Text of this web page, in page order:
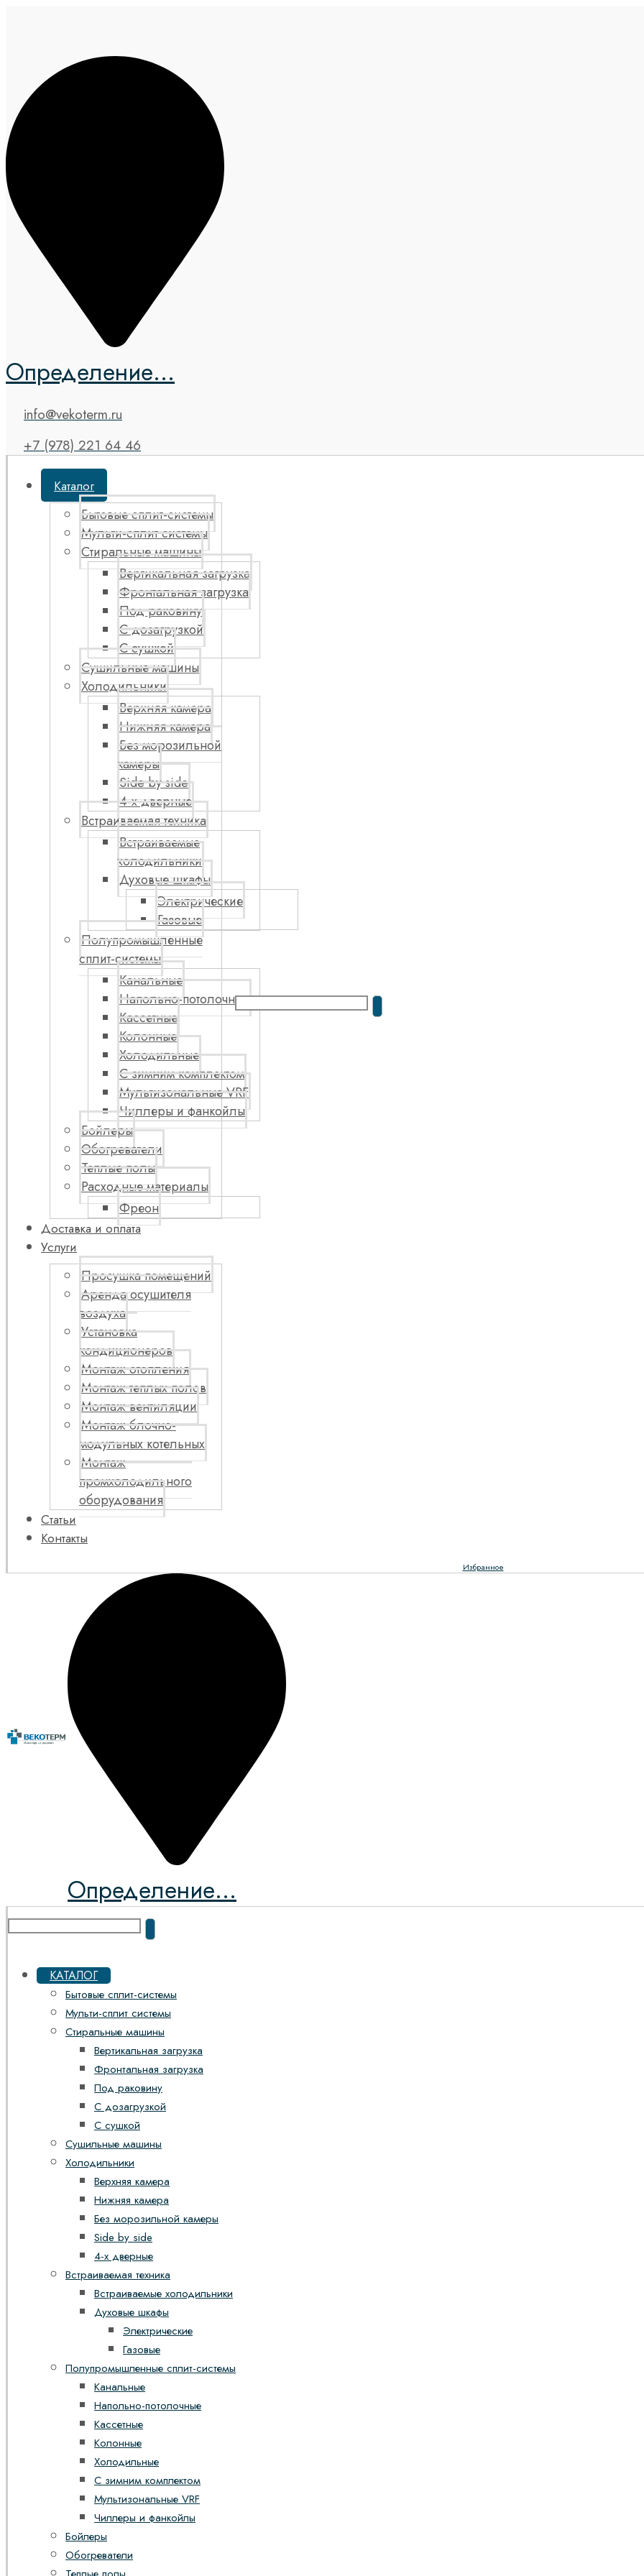
Определение...
info@vekoterm.ru
+7 (978) 221 64 46
Каталог
Бытовые сплит-системы
Мульти-сплит системы
Стиральные машины
Вертикальная загрузка
Фронтальная загрузка
Под раковину
С дозагрузкой
С сушкой
Сушильные машины
Холодильники
Верхняя камера
Нижняя камера
Без морозильной
камеры
Side by side
4-х дверные
Встраиваемая техника
Встраиваемые
холодильники
Духовые шкафы
Электрические
Газовые
Полупромышленные
сплит-системы
Канальные
Напольно-потолочные
Кассетные
Колонные
Холодильные
С зимним комплектом
Мультизональные VRF
Чиллеры и фанкойлы
Бойлеры
Обогреватели
Теплые полы
Расходные материалы
Фреон
Доставка и оплата
Услуги
Просушка помещений
Аренда осушителя
воздуха
Установка
кондиционеров
Монтаж отопления
Монтаж теплых полов
Монтаж вентиляции
Монтаж блочно-
модульных котельных
Монтаж
промхолодильного
оборудования
Статьи
Контакты
Избранное
Определение...
КАТАЛОГ
Бытовые сплит-системы
Мульти-сплит системы
Стиральные машины
Вертикальная загрузка
Фронтальная загрузка
Под раковину
С дозагрузкой
С сушкой
Сушильные машины
Холодильники
Верхняя камера
Нижняя камера
Без морозильной камеры
Side by side
4-х дверные
Встраиваемая техника
Встраиваемые холодильники
Духовые шкафы
Электрические
Газовые
Полупромышленные сплит-системы
Канальные
Напольно-потолочные
Кассетные
Колонные
Холодильные
С зимним комплектом
Мультизональные VRF
Чиллеры и фанкойлы
Бойлеры
Обогреватели